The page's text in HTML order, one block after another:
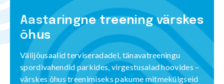
Aastaringne treening värskes
õhus
Välijõusaalid terviseradadel, tänavatreeningu
spordivahendid parkides, virgestusalad hoovides –
värskes õhus treenimiseks pakume mitmekülgseid